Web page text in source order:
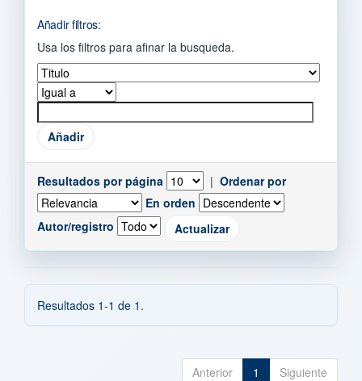
Añadir filtros:
Usa los filtros para afinar la busqueda.
Resultados por página | Ordenar por
En orden
Autor/registro
Resultados 1-1 de 1.
Anterior 1 Siguiente